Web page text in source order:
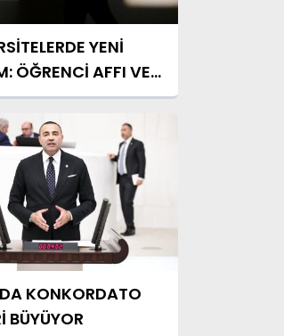
YENİ
ÖĞRENCİ AFFI VE
SIKI DENETİM
KONKORDATO
BÜYÜYOR